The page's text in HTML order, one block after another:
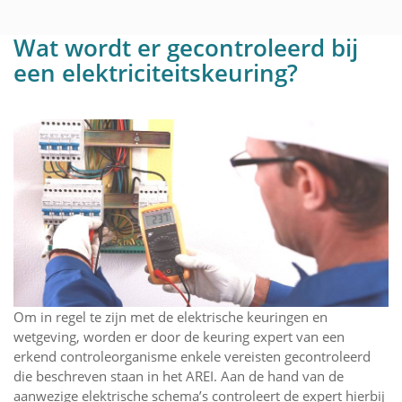
Wat wordt er gecontroleerd bij
een elektriciteitskeuring?
Om in regel te zijn met de elektrische keuringen en
wetgeving, worden er door de keuring expert van een
erkend controleorganisme enkele vereisten gecontroleerd
die beschreven staan in het AREI. Aan de hand van de
aanwezige elektrische schema’s controleert de expert hierbij